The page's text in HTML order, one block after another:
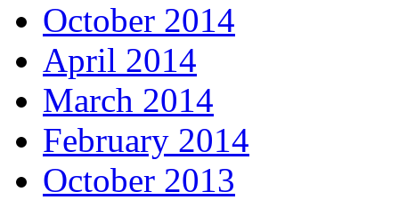
October 2014
April 2014
March 2014
February 2014
October 2013